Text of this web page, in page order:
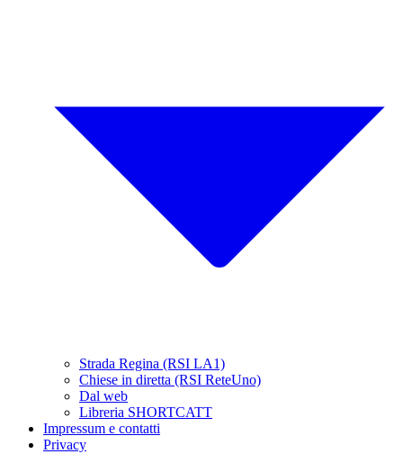
Strada Regina (RSI LA1)
Chiese in diretta (RSI ReteUno)
Dal web
Libreria SHORTCATT
Impressum e contatti
Privacy